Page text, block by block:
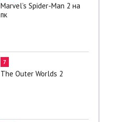
Marvel’s Spider-Man 2 на
пк
7
The Outer Worlds 2